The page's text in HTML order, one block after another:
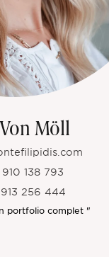
Möll
910 138 793
913 256 444
portfolio complet "